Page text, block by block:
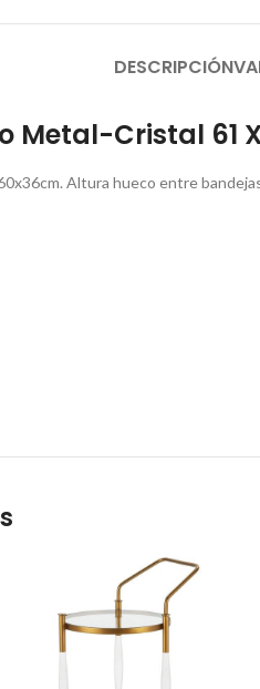
DESCRIPCIÓN
Metal-Cristal 61
Altura hueco entre